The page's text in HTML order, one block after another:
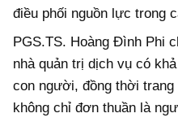
điều phối nguồn lực trong
PGS.TS. Hoàng Đình Phi
nhà quản trị dịch vụ có
con người, đồng thời
không chỉ đơn thuần là